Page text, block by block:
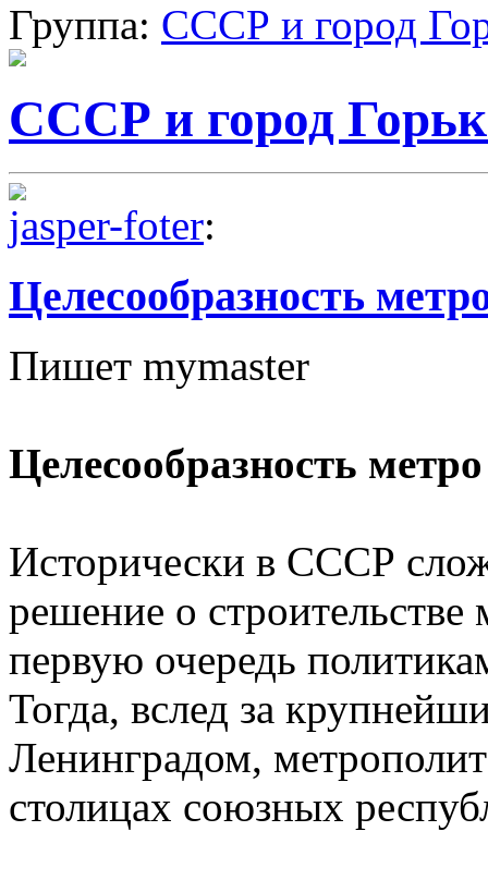
Группа: СССР и город
СССР и город
jasper-foter:
Целесообразность
Пишет mymaster
Целесообразность метро
Исторически в СССР
решение о
первую очередь
Тогда, вслед за
Ленинградом,
столицах союзных